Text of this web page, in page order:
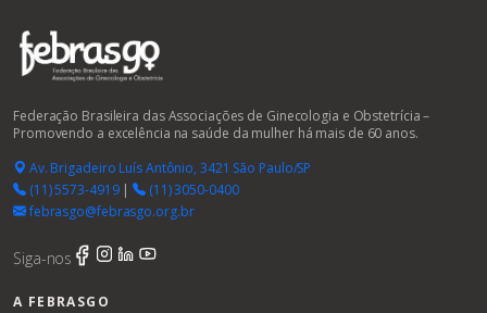
Federação Brasileira das Associações de Ginecologia e Obstetrícia –
Promovendo a excelência na saúde da mulher há mais de 60 anos.
Av. Brigadeiro Luís Antônio, 3421 São Paulo/SP
(11) 5573-4919|
(11) 3050-0400
febrasgo@febrasgo.org.br
Siga-nos
A FEBRASGO